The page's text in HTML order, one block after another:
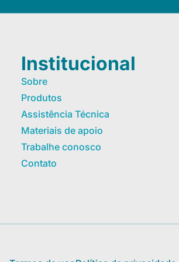
Institucional
Sobre
Produtos
Assistência Técnica
Materiais de apoio
Trabalhe conosco
Contato